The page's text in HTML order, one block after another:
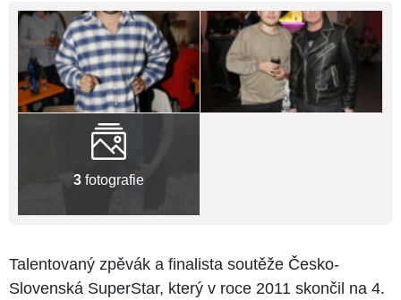
3 fotografie
Talentovaný zpěvák a finalista soutěže Česko-
Slovenská SuperStar, který v roce 2011 skončil na 4.